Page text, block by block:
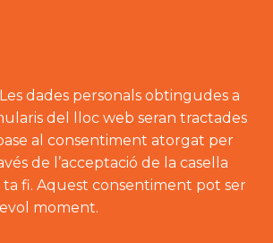
dades personals obtingudes a
del lloc web seran tractades
al consentiment atorgat per
de l’acceptació de la casella
ta fi. Aquest consentiment pot ser
moment.